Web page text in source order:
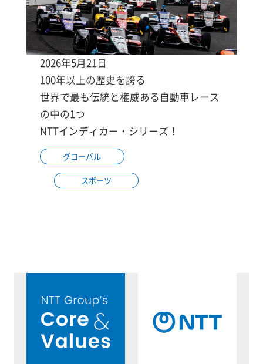
2026年5月21日
100年以上の歴史を誇る
世界で最も伝統と権威ある自動車レース
の中の1つ
NTTインディカー・シリーズ！
グローバル
スポーツ